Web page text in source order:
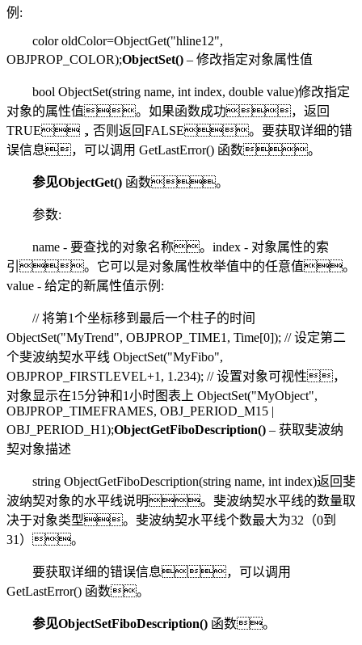
例:
color oldColor=ObjectGet("hline12",
OBJPROP_COLOR);ObjectSet() – 修改指定对象属性值
bool ObjectSet(string name, int index, double value)修改指定
对象的属性值。如果函数成功，返回
TRUE，否则返回FALSE。要获取详细的错
误信息，可以调用 GetLastError() 函数。
参见ObjectGet() 函数。
参数:
name - 要查找的对象名称。index - 对象属性的索
引。它可以是对象属性枚举值中的任意值。
value - 给定的新属性值示例:
// 将第1个坐标移到最后一个柱子的时间
ObjectSet("MyTrend", OBJPROP_TIME1, Time[0]); // 设定第二
个斐波纳契水平线 ObjectSet("MyFibo",
OBJPROP_FIRSTLEVEL+1, 1.234); // 设置对象可视性，
对象显示在15分钟和1小时图表上 ObjectSet("MyObject",
OBJPROP_TIMEFRAMES, OBJ_PERIOD_M15 |
OBJ_PERIOD_H1);ObjectGetFiboDescription() – 获取斐波纳
契对象描述
string ObjectGetFiboDescription(string name, int index)返回斐
波纳契对象的水平线说明。斐波纳契水平线的数量取
决于对象类型。斐波纳契水平线个数最大为32（0到
31）。
要获取详细的错误信息，可以调用
GetLastError() 函数。
参见ObjectSetFiboDescription() 函数。